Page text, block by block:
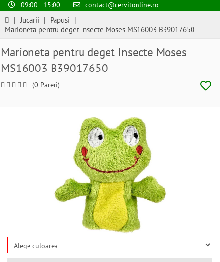
09:00 - 15:00
contact@cervitonline.ro
| Jucarii | Papusi |
Marioneta pentru deget Insecte Moses MS16003 B39017650
Marioneta pentru deget Insecte Moses
MS16003 B39017650
(0 Pareri)